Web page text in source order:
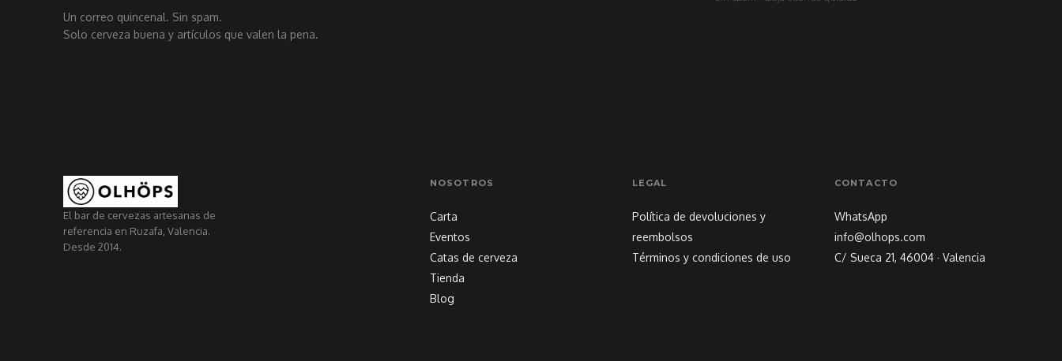
Un correo quincenal. Sin spam.
Solo cerveza buena y artículos que valen la pena.
El bar de cervezas artesanas de
referencia en Ruzafa, Valencia.
Desde 2014.
NOSOTROS
Carta
Eventos
Catas de cerveza
Tienda
Blog
LEGAL
Política de devoluciones y
reembolsos
Términos y condiciones de uso
CONTACTO
WhatsApp
info@olhops.com
C/ Sueca 21, 46004 · Valencia